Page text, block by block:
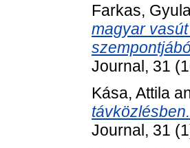
Farkas,
magyar
Journal, 31
Kása, Attila
távközlésben.
Journal, 31